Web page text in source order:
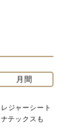
月間
ジャーシート
テックスも